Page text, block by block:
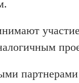
партнерами